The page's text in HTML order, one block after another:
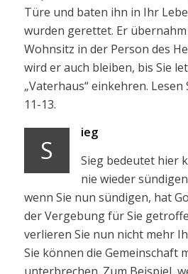
Türe und baten ihn in Ihr
wurden gerettet. Er
Wohnsitz in der Person des
wird er auch bleiben, bis Sie
„Vaterhaus“ einkehren. Lesen
11-13.
S
ieg
Sieg bedeutet hier
nie wieder
wenn Sie nun sündigen, hat
der Vergebung für Sie
verlieren Sie nun nicht mehr
Sie können die Gemeinschaft